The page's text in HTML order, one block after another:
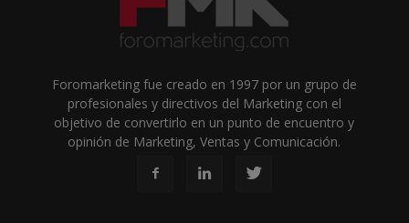
Foromarketing fue creado en 1997 por un grupo de
profesionales y directivos del Marketing con el
objetivo de convertirlo en un punto de encuentro y
opinión de Marketing, Ventas y Comunicación.